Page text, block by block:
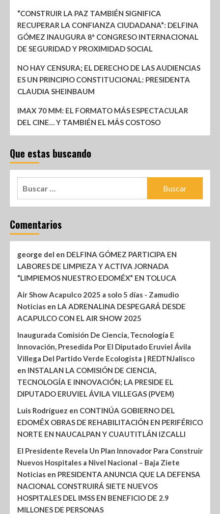
“CONSTRUIR LA PAZ TAMBIÉN SIGNIFICA
RECUPERAR LA CONFIANZA CIUDADANA”: DELFINA
GÓMEZ INAUGURA 8º CONGRESO INTERNACIONAL
DE SEGURIDAD Y PROXIMIDAD SOCIAL
NO HAY CENSURA; EL DERECHO DE LAS AUDIENCIAS
ES UN PRINCIPIO CONSTITUCIONAL: PRESIDENTA
CLAUDIA SHEINBAUM
IMAX 70 MM: EL FORMATO MÁS ESPECTACULAR
DEL CINE… Y TAMBIÉN EL MÁS COSTOSO
Que estas buscando
Comentarios
george del en DELFINA GÓMEZ PARTICIPA EN
LABORES DE LIMPIEZA Y ACTIVA JORNADA
“LIMPIEMOS NUESTRO EDOMÉX” EN TOLUCA
Air Show Acapulco 2025 a solo 5 días - Zamudio
Noticias en LA ADRENALINA DESPEGARÁ DESDE
ACAPULCO CON EL AIR SHOW 2025
Inaugurada Comisión De Ciencia, Tecnología E
Innovación, Presedida Por El Diputado Eruviel Ávila
Villega Del Partido Verde Ecologista | REDTNJalisco
en INSTALAN LA COMISIÓN DE CIENCIA,
TECNOLOGÍA E INNOVACIÓN; LA PRESIDE EL
DIPUTADO ERUVIEL ÁVILA VILLEGAS (PVEM)
Luis Rodríguez en CONTINÚA GOBIERNO DEL
EDOMÉX OBRAS DE REHABILITACIÓN EN PERIFÉRICO
NORTE EN NAUCALPAN Y CUAUTITLÁN IZCALLI
El Presidente Revela Un Plan Innovador Para Construir
Nuevos Hospitales a Nivel Nacional – Baja Ziete
Noticias en PRESIDENTA ANUNCIA QUE LA DEFENSA
NACIONAL CONSTRUIRÁ SIETE NUEVOS
HOSPITALES DEL IMSS EN BENEFICIO DE 2.9
MILLONES DE PERSONAS